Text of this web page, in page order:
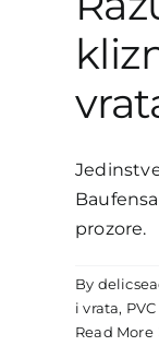
prozore.
By
i vrata,
Read More